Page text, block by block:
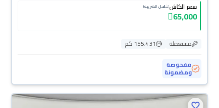
سعر الكاش(شامل الضريبة)
65,000
مستعملة
155,431 كم
مفحوصة
ومضمونة